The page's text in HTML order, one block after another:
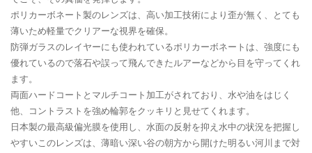
ポリカーボネート製のレンズは、高い加工技術により歪が無く、とても
薄いため軽量でクリアーな視界を確保。
防弾ガラスのレイヤーにも使われているポリカーボネートは、強度にも
優れているので落石や誤って飛んできたルアーなどから目を守ってくれ
ます。
両面ハードコートとマルチコート加工がされており、水や油をはじく
他、コントラストを強め輪郭をクッキリと見せてくれます。
日本製の最高級偏光膜を使用し、水面の反射を抑え水中の状況を把握し
やすいこのレンズは、薄暗い深い谷の朝方から開けた明るい河川まで対